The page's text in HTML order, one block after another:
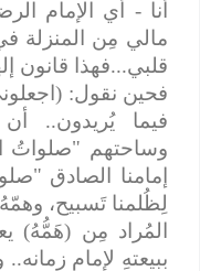
أنا - أي الإمام
مالي مِن المنزلة
قلبي...فهذا قانون
فحين نقول:
فيما يُريدون..
وساحتهم "صلواتُ
إمامنا الصادق
لِظُلمنا تَسبيح، وهمّهُ
المُراد مِن (هَمُّهُ)
ببيعتهِ لإمامِ